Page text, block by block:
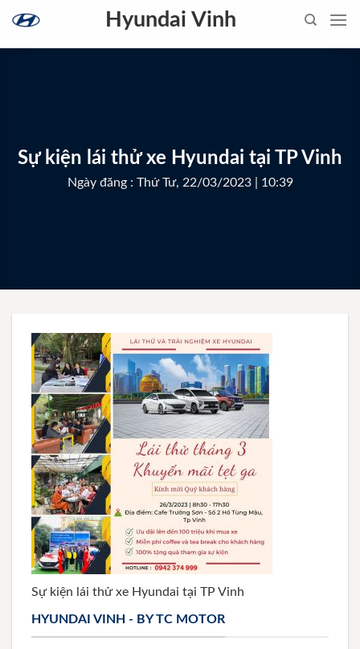
content
Hyundai Vinh
Sự kiện lái thử xe Hyundai tại TP Vinh
Ngày đăng : Thứ Tư, 22/03/2023 | 10:39
Sự kiện lái thử xe Hyundai tại TP Vinh
HYUNDAI VINH - BY TC MOTOR